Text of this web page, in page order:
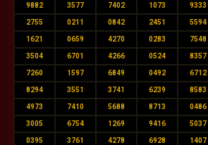
9882 3577 7402 1073 9333
2755 0211 0842 2451 5594
1621 0659 4270 0283 7548
3504 6701 4266 0524 8357
7260 1597 6849 0492 6712
8294 3551 3741 6239 8583
4973 7410 5688 8713 0486
3005 6754 1269 9416 5037
0395 3761 4278 6928 1407